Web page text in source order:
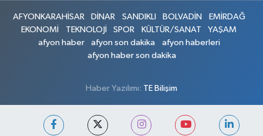
AFYONKARAHİSAR DİNAR SANDIKLI BOLVADİN
EMİRDAĞ
EKONOMİ
TEKNOLOJİ SPOR KÜLTÜR/SANAT
YAŞAM
afyon haber
afyon son dakika
afyon haberleri
afyon haber son dakika
Haber Yazılımı: TE Bilişim